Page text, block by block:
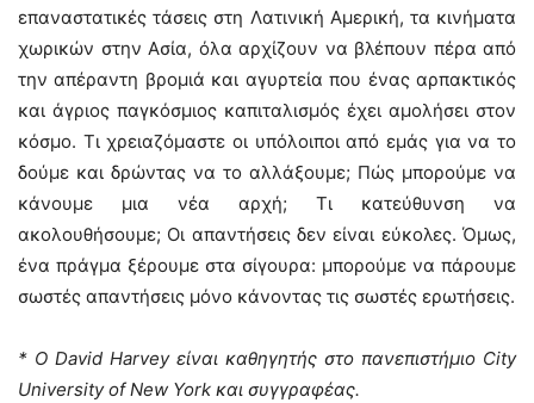
επαναστατικές τάσεις στη Λατινική Αμερική, τα κινήματα
χωρικών στην Ασία, όλα αρχίζουν να βλέπουν πέρα από
την απέραντη βρομιά και αγυρτεία που ένας αρπακτικός
και άγριος παγκόσμιος καπιταλισμός έχει αμολήσει στον
κόσμο. Τι χρειαζόμαστε οι υπόλοιποι από εμάς για να το
δούμε και δρώντας να το αλλάξουμε; Πώς μπορούμε να
κάνουμε μια νέα αρχή; Τι κατεύθυνση να
ακολουθήσουμε; Οι απαντήσεις δεν είναι εύκολες. Όμως,
ένα πράγμα ξέρουμε στα σίγουρα: μπορούμε να πάρουμε
σωστές απαντήσεις μόνο κάνοντας τις σωστές ερωτήσεις.
* Ο David Harvey είναι καθηγητής στο πανεπιστήμιο City
University of New York και συγγραφέας.